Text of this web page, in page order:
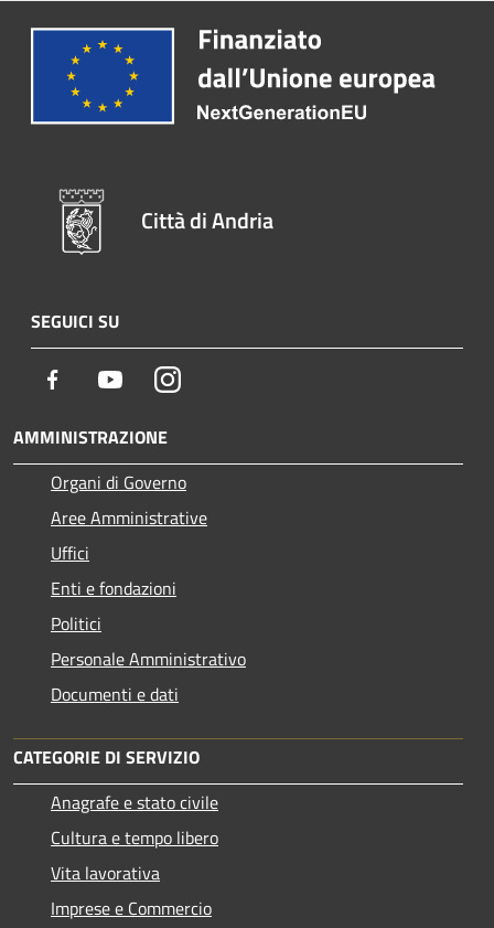
Città di Andria
SEGUICI SU
Facebook YoutubeInstagram
AMMINISTRAZIONE
Organi di Governo
Aree Amministrative
Uffici
Enti e fondazioni
Politici
Personale Amministrativo
Documenti e dati
CATEGORIE DI SERVIZIO
Anagrafe e stato civile
Cultura e tempo libero
Vita lavorativa
Imprese e Commercio